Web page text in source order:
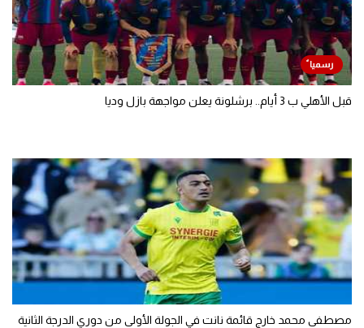
قبل الأهلي ب 3 أيام.. برشلونة يعلن مواجهة بازل وديا
مصطفى محمد خارج قائمة نانت في الجولة الأولى من دوري الدرجة الثانية